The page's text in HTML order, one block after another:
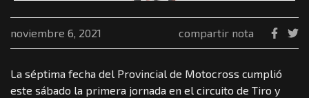
noviembre 6, 2021 compartir nota
La séptima fecha del Provincial de Motocross cumplió
este sábado la primera jornada en el circuito de Tiro y